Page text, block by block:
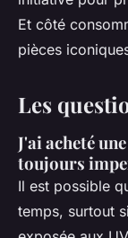
Et côté
pièces
Les
J'ai acheté
toujours
Il est possible
temps, surtout